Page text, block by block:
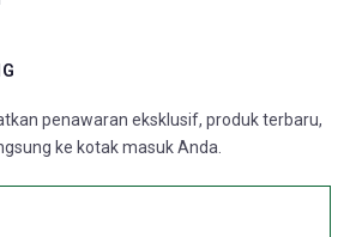
penawaran eksklusif, produk terbaru,
ke kotak masuk Anda.